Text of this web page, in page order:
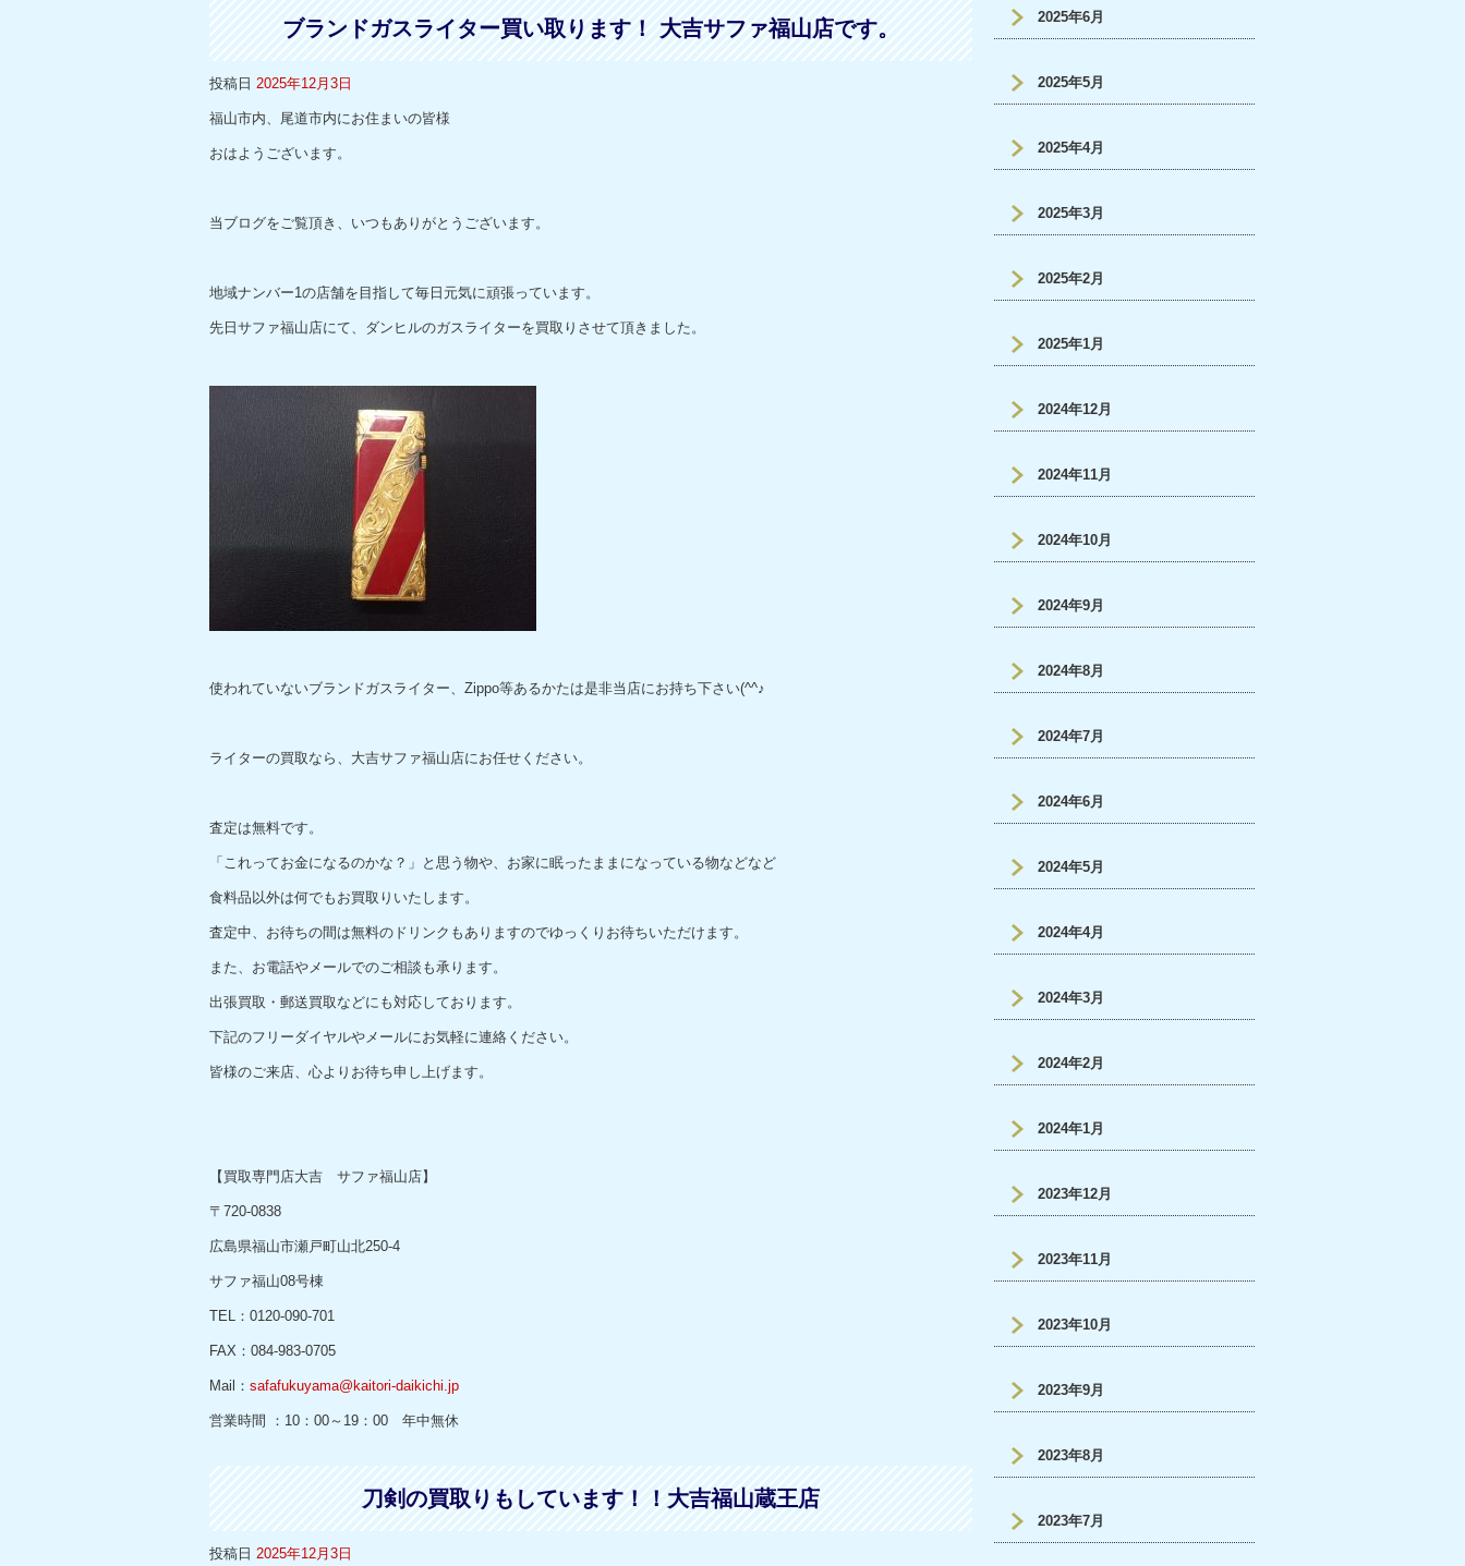
ブランドガスライター買い取ります！ 大吉サファ福山店です。
投稿日 2025年12月3日
福山市内、尾道市内にお住まいの皆様
おはようございます。
当ブログをご覧頂き、いつもありがとうございます。
地域ナンバー1の店舗を目指して毎日元気に頑張っています。
先日サファ福山店にて、ダンヒルのガスライターを買取りさせて頂きました。
使われていないブランドガスライター、Zippo等あるかたは是非当店にお持ち下さい(^^♪
ライターの買取なら、大吉サファ福山店にお任せください。
査定は無料です。
「これってお金になるのかな？」と思う物や、お家に眠ったままになっている物などなど
食料品以外は何でもお買取りいたします。
査定中、お待ちの間は無料のドリンクもありますのでゆっくりお待ちいただけます。
また、お電話やメールでのご相談も承ります。
出張買取・郵送買取などにも対応しております。
下記のフリーダイヤルやメールにお気軽に連絡ください。
皆様のご来店、心よりお待ち申し上げます。
【買取専門店大吉 サファ福山店】
〒720-0838
広島県福山市瀬戸町山北250-4
サファ福山08号棟
TEL：0120-090-701
FAX：084-983-0705
Mail： safafukuyama@kaitori-daikichi.jp
営業時間 ：10：00～19：00 年中無休
刀剣の買取りもしています！！大吉福山蔵王店
投稿日 2025年12月3日
2025年6月
2025年5月
2025年4月
2025年3月
2025年2月
2025年1月
2024年12月
2024年11月
2024年10月
2024年9月
2024年8月
2024年7月
2024年6月
2024年5月
2024年4月
2024年3月
2024年2月
2024年1月
2023年12月
2023年11月
2023年10月
2023年9月
2023年8月
2023年7月